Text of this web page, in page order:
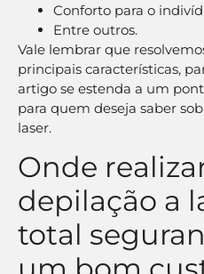
Conforto para o
Entre outros.
Vale lembrar que
principais características,
artigo se estenda a um
para quem deseja saber
laser.
Onde
depilação a
total